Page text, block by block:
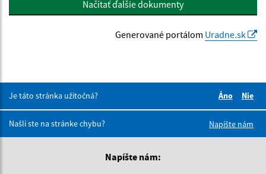
Načítať ďalšie dokumenty
Generované portálom Uradne.sk
Je táto stránka užitočná?
Áno
Nie
Našli ste na stránke chybu?
Napíšte nám
Napíšte nám: